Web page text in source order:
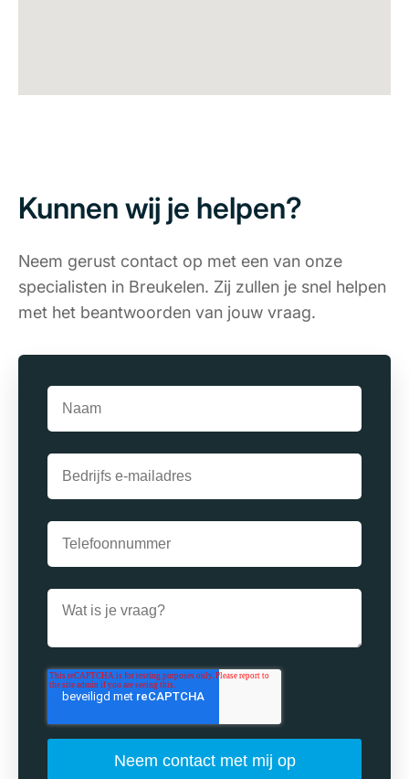
Kunnen wij je helpen?
Neem gerust contact op met een van onze
specialisten in Breukelen. Zij zullen je snel helpen
met het beantwoorden van jouw vraag.